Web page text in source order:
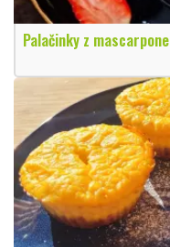
Palačinky z mascarpone